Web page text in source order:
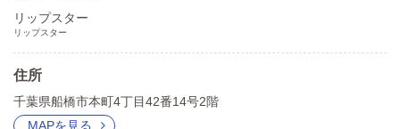
リップスター
リップスター
住所
千葉県船橋市本町4丁目42番14号2階
MAPを見る